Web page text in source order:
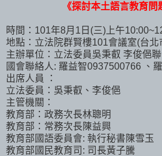
《探討本土語言教育問
時間：101年8月1日(三)上午
地點：立法院群賢樓101會議室(台
主辦單位：立法委員吳秉叡 李俊俋
國會聯絡人: 羅益智0937500766 、
出席人員 ：
立法委員：吳秉叡、李俊俋
主管機關：
教育部：政務次長林聰明
教育部：常務次長陳益興
教育部國語委員會: 執行秘書陳雪玉
教育部國民教育司: 司長黃子騰